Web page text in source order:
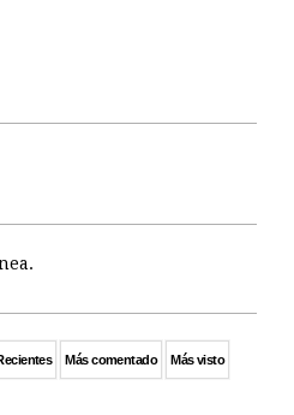
Más comentado Más visto